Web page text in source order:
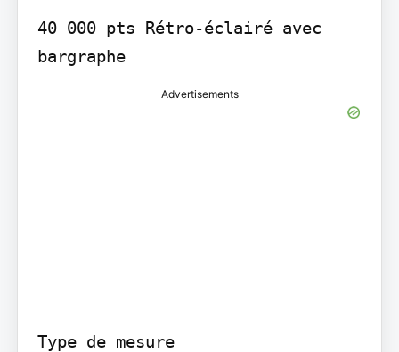
40 000 pts Rétro-éclairé avec
bargraphe
Advertisements
Type de mesure